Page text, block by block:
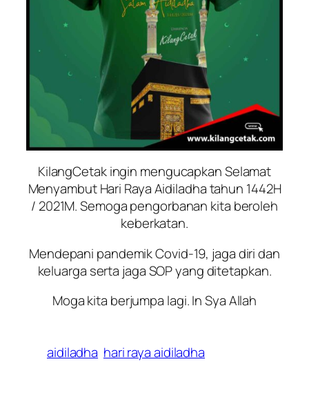
KilangCetak ingin mengucapkan Selamat
Menyambut Hari Raya Aidiladha tahun 1442H
/ 2021M. Semoga pengorbanan kita beroleh
keberkatan.
Mendepani pandemik Covid-19, jaga diri dan
keluarga serta jaga SOP yang ditetapkan.
Moga kita berjumpa lagi. In Sya Allah
aidiladha hari raya aidiladha